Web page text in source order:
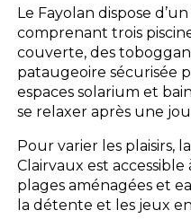
Le Fayolan dispose
comprenant trois
couverte, des
pataugeoire sécurisée
espaces solarium et
se relaxer après une
Pour varier les plaisirs,
Clairvaux est
plages aménagées et
la détente et les jeux